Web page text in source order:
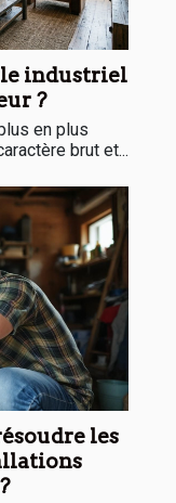
industriel
?
en plus
brut et...
les